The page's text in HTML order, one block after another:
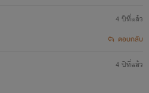
4 ปีที่แล้ว
ตอบกลับ
4 ปีที่แล้ว